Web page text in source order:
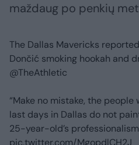
maždaug po penkių
The Dallas Mavericks
Dončić smoking hookah and
@TheAthletic
“Make no mistake, the people
last days in Dallas do not
25-year-old’s
pic.twitter.com/MgopdlCH2J